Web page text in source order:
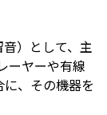
）として、主
ーヤーや有線
、その機器を